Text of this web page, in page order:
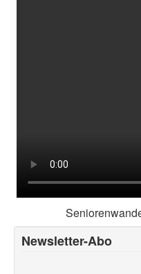
Newsletter-Abo